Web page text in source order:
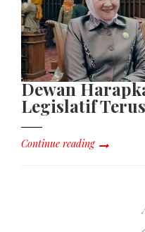
Dewan
Legislatif
Continue reading